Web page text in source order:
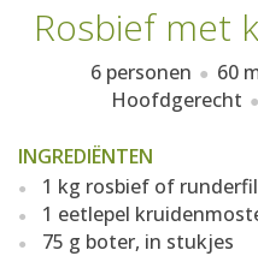
Rosbief met
6 personen 60
Hoofdgerecht
INGREDIËNTEN
1 kg rosbief of
1 eetlepel
75 g boter, in stukjes